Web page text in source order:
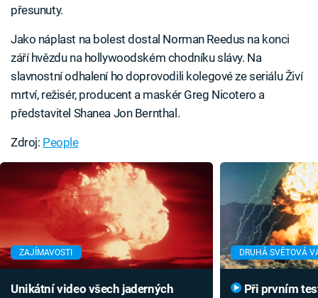
přesunuty.
Jako náplast na bolest dostal Norman Reedus na konci
září hvězdu na hollywoodském chodníku slávy. Na
slavnostní odhalení ho doprovodili kolegové ze seriálu Živí
mrtví, režisér, producent a maskér Greg Nicotero a
představitel Shanea Jon Bernthal.
Zdroj: People
ZAJÍMAVOSTI
Unikátní video všech jaderných
DRUHÁ SVĚTOVÁ